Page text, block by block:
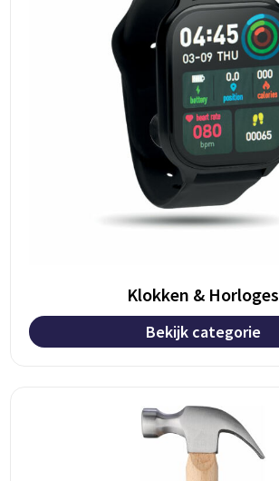
Klokken & Horloges
Bekijk categorie